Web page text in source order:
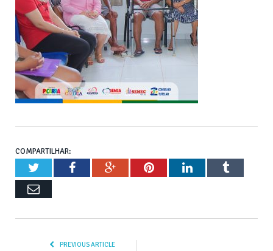
COMPARTILHAR:
TwitterFacebookGoogle+PinterestLinkedInTumblr
Email
PREVIOUS ARTICLE